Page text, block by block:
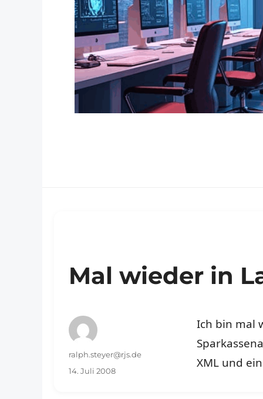
Mal wieder in
Ich bin mal
XML und
Autor
ralph.steyer@rjs.de
Veröffentlicht
14. Juli 2008